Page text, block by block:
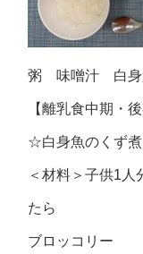
粥 味噌汁 白身
【離乳食中期・
☆白身魚のくず
＜材料＞子供1人
たら
ブロッコリ